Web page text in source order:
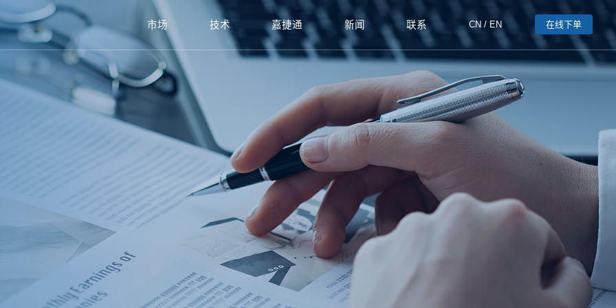
在线下单
CN / EN
市场 技术 嘉捷通 新闻 联系